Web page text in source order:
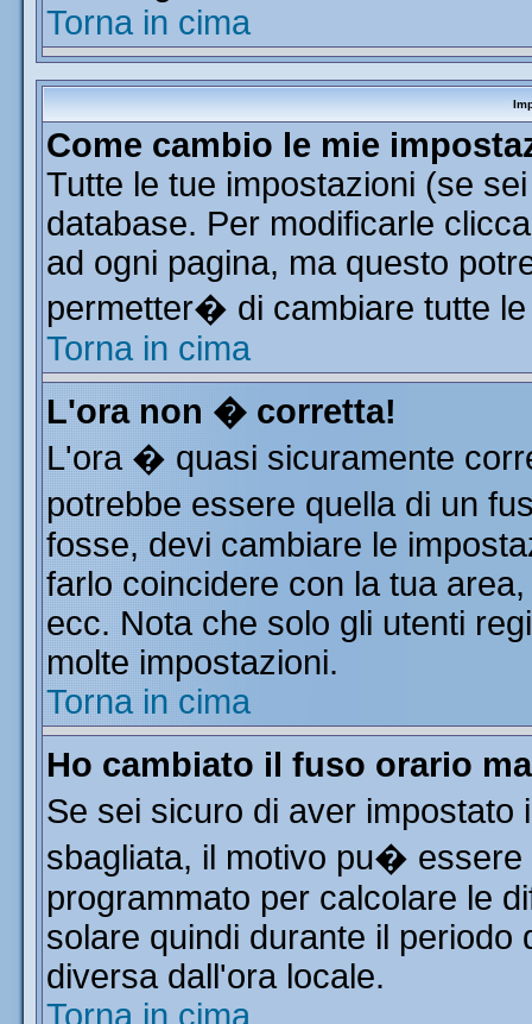
Torna in cima
Come cambio le mie
Tutte le tue impostazioni (se
database. Per modificarle
ad ogni pagina, ma questo
permetter� di cambiare tutte
Torna in cima
L'ora non � corretta!
L'ora � quasi sicuramente
potrebbe essere quella di un
fosse, devi cambiare le
farlo coincidere con la tua
ecc. Nota che solo gli utenti
molte impostazioni.
Torna in cima
Ho cambiato il fuso orario
Se sei sicuro di aver
sbagliata, il motivo pu�
programmato per calcolare le
solare quindi durante il
diversa dall'ora locale.
Torna in cima